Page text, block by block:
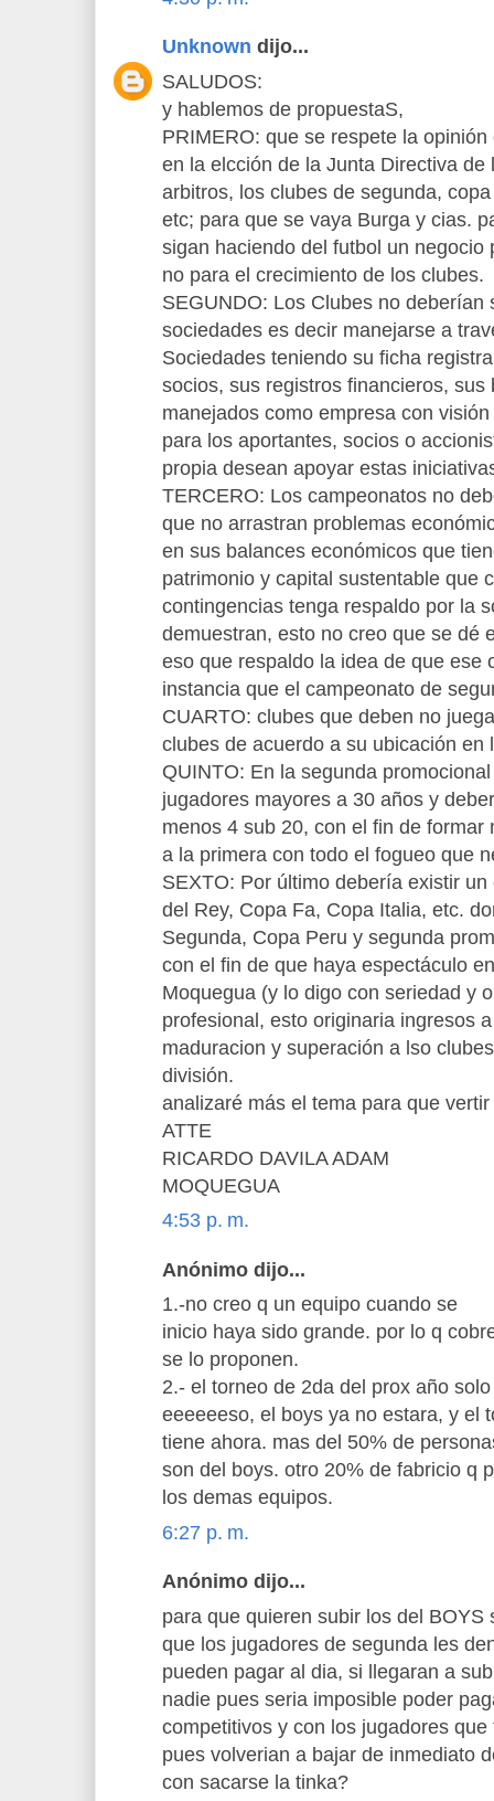
Unknown dijo...
SALUDOS:
y hablemos de propuestaS,
PRIMERO: que se respete la
en la elcción de la Junta Directiva de
arbitros, los clubes de segunda,
etc; para que se vaya Burga y cias.
sigan haciendo del futbol un negocio
no para el crecimiento de los clubes.
SEGUNDO: Los Clubes no deberían
sociedades es decir manejarse a
Sociedades teniendo su ficha
socios, sus registros financieros, sus
manejados como empresa con
para los aportantes, socios o
propia desean apoyar estas
TERCERO: Los campeonatos no
que no arrastran problemas
en sus balances económicos que
patrimonio y capital sustentable que
contingencias tenga respaldo por la
demuestran, esto no creo que se dé
eso que respaldo la idea de que ese
instancia que el campeonato de
CUARTO: clubes que deben no
clubes de acuerdo a su ubicación en
QUINTO: En la segunda
jugadores mayores a 30 años y
menos 4 sub 20, con el fin de
a la primera con todo el fogueo que
SEXTO: Por último debería existir
del Rey, Copa Fa, Copa Italia, etc.
Segunda, Copa Peru y segunda
con el fin de que haya espectáculo
Moquegua (y lo digo con seriedad y
profesional, esto originaria ingresos
maduracion y superación a lso
división.
analizaré más el tema para que
ATTE
RICARDO DAVILA ADAM
MOQUEGUA
4:53 p. m.
Anónimo dijo...
1.-no creo q un equipo cuando se
inicio haya sido grande. por lo q
se lo proponen.
2.- el torneo de 2da del prox año
eeeeeeso, el boys ya no estara, y el
tiene ahora. mas del 50% de
son del boys. otro 20% de fabricio q
los demas equipos.
6:27 p. m.
Anónimo dijo...
para que quieren subir los del BOYS
que los jugadores de segunda les
pueden pagar al dia, si llegaran a
nadie pues seria imposible poder
competitivos y con los jugadores
pues volverian a bajar de inmediato
con sacarse la tinka?